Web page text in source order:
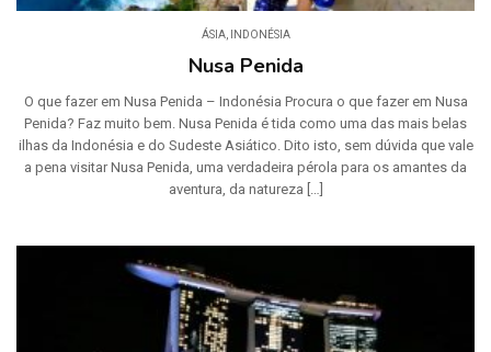
ÁSIA, INDONÉSIA
Nusa Penida
O que fazer em Nusa Penida – Indonésia Procura o que fazer em Nusa
Penida? Faz muito bem. Nusa Penida é tida como uma das mais belas
ilhas da Indonésia e do Sudeste Asiático. Dito isto, sem dúvida que vale
a pena visitar Nusa Penida, uma verdadeira pérola para os amantes da
aventura, da natureza […]